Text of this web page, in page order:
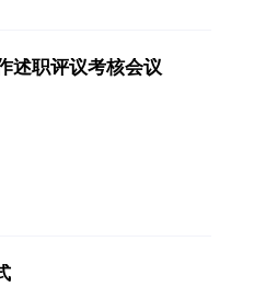
述职评议考核会议